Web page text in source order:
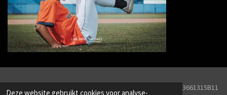
Deze website gebruikt cookies voor analyse-
© 2026 Line Drive Captures KVK Nr. 82251657BTW Nr. NL003661315B11